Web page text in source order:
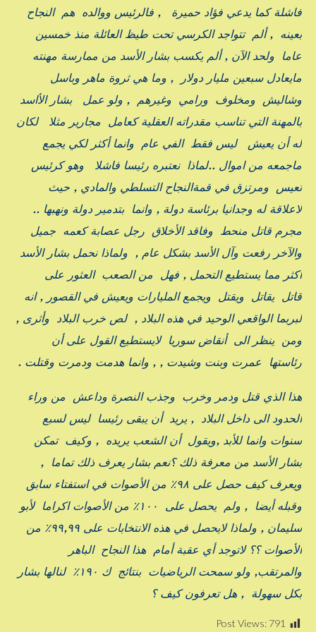
فاشلة كما يدعي فؤاد حميرة , فالرئيس ووالده هم النجاح
بعينه , ألم تتواجد الكرسي تحت طيظ العائلة منذ خمسين
عاما ولحد الآن , ألم يكسب بشار الأسد من ممارسة مهنته
مايعادل سبعين مليار دولار , وما هي ثروة ماهر وباسل
وشاليش ومخلوف ورامي وغيرهم , ولو عمل بشار الأاسد
بالمهنة التي تناسب مقدراته العقلية كعامل مجارير مثلا لكان
له أن يعيش ليس فقط الفي عام وانما أكثر لكي يجمع
ماجمعه من اموال ..لماذا نعتبره رئيسا فاشلا وهو كرئيس
تعيس ومرتزق في قمةالنجاح التسلطي والمادي , حيث
لاعلاقة له وجدانيا برئاسة دولة , وانما بتدمير دولة ونهبها ..
مجرم قاتل منحط وفاقد الأخلاق رجل عصابة كعمه جميل
والآخر رفعت وآل الأسد بشكل عام , ولماذا نحمل بشار الأسد
أكثر مما يستطيع التحمل , فهل من الصعب العثور على
قاتل يقاتل ويقتل ويجمع المليارات ويعيش في القصور , انه
لبربما الواقعي الوحيد في هذه البلاد , لص خرب البلاد وأثرى ,
ومن ينظر الى أنقاض سوريا لايستطيع القول على أن
رئاستها عمرت وبنت وشيدت , , وانما هدمت ودمرت وقتلت .
هذا الذي قتل ودمر وخرب وجذب النصرة وداعش من وراء
الحدود الى داخل البلاد , يريد أن يبقى رئيسا ليس لسبع
سنوات وانما للأبد ,ويقول أن الشعب يريده , وكيف تمكن
بشار الأسد من معرفة ذلك ؟نعم بشار يعرف ذلك تماما ,
ويعرف كيف حصل على ٩٨٪ من الأصوات في استفتاء سابق
وقبله أيضا , ولم يحصل على ١٠٠٪ من الأصوات اكراما لأبو
سليمان , ولماذا لايحصل في هذه الانتخابات على ٩٩,٩٩٪ من
الأصوات ؟؟ لاتوجد أي عقبة أمام هذا النجاح الباهر
والمرتقب, ولو سمحت الرياضيات بنتائج ك ١٩٠٪ لنالها بشار
بكل سهولة , هل تعرفون كيف ؟
Post Views: 791